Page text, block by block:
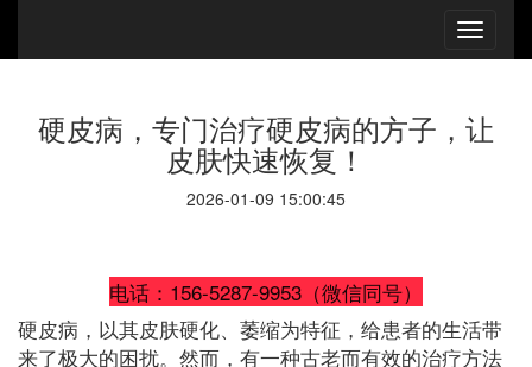
硬皮病，专门治疗硬皮病的方子，让
皮肤快速恢复！
2026-01-09 15:00:45
电话：156-5287-9953（微信同号）
硬皮病，以其皮肤硬化、萎缩为特征，给患者的生活带
来了极大的困扰。然而，有一种古老而有效的治疗方法